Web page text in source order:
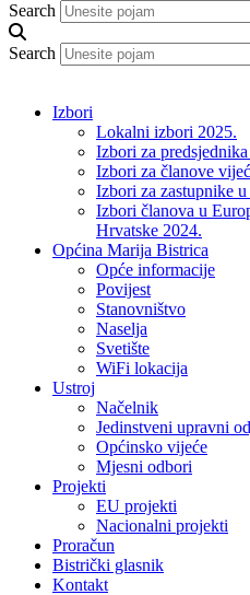
Search
Search
Izbori
Lokalni izbori 2025.
Izbori za
Izbori za članove
Izbori za zastupnike
Izbori članova u
Hrvatske 2024.
Općina Marija Bistrica
Opće informacije
Povijest
Stanovništvo
Naselja
Svetište
WiFi lokacija
Ustroj
Načelnik
Jedinstveni upravni
Općinsko vijeće
Mjesni odbori
Projekti
EU projekti
Nacionalni projekti
Proračun
Bistrički glasnik
Kontakt